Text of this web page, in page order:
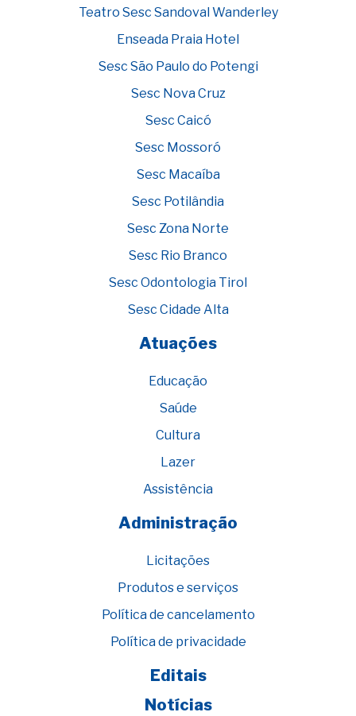
Teatro Sesc Sandoval Wanderley
Enseada Praia Hotel
Sesc São Paulo do Potengi
Sesc Nova Cruz
Sesc Caicó
Sesc Mossoró
Sesc Macaíba
Sesc Potilândia
Sesc Zona Norte
Sesc Rio Branco
Sesc Odontologia Tirol
Sesc Cidade Alta
Atuações
Educação
Saúde
Cultura
Lazer
Assistência
Administração
Licitações
Produtos e serviços
Política de cancelamento
Política de privacidade
Editais
Notícias